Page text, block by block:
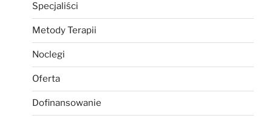
Specjaliści
Metody Terapii
Noclegi
Oferta
Dofinansowanie